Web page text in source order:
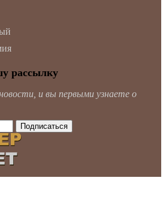
рассылку
и вы первыми узнаете о